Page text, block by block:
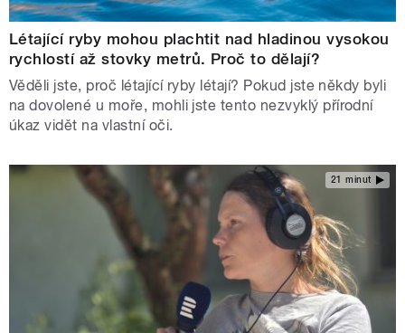
Létající ryby mohou plachtit nad hladinou vysokou
rychlostí až stovky metrů. Proč to dělají?
Věděli jste, proč létající ryby létají? Pokud jste někdy byli
na dovolené u moře, mohli jste tento nezvyklý přírodní
úkaz vidět na vlastní oči.
21 minut